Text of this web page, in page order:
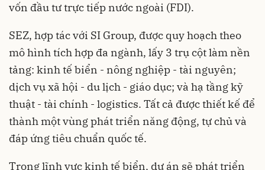
vốn đầu tư trực tiếp nước ngoài (FDI).
SEZ, hợp tác với SI Group, được quy hoạch theo
mô hình tích hợp đa ngành, lấy 3 trụ cột làm nền
tảng: kinh tế biển - nông nghiệp - tài nguyên;
dịch vụ xã hội - du lịch - giáo dục; và hạ tầng kỹ
thuật - tài chính - logistics. Tất cả được thiết kế để
thành một vùng phát triển năng động, tự chủ và
đáp ứng tiêu chuẩn quốc tế.
Trong lĩnh vực kinh tế biển, dự án sẽ phát triển